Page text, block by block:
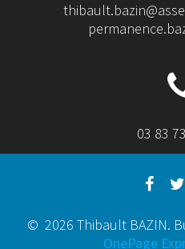
03 83
© 2026 Thibault BAZIN.
OnePage